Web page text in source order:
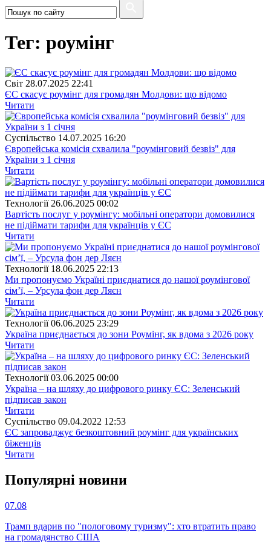
Тег: роумінг
Свiт 28.07.2025 22:41
ЄС скасує роумінг для громадян Молдови: що відомо
Читати
Суспiльство 14.07.2025 16:20
Європейська комісія схвалила "роумінговий безвіз" для
України з 1 січня
Читати
Технології 26.06.2025 00:02
Вартість послуг у роумінгу: мобільні оператори домовилися
не підіймати тарифи для українців у ЄС
Читати
Технології 18.06.2025 22:13
Ми пропонуємо Україні приєднатися до нашої роумінгової
сім’ї, – Урсула фон дер Ляєн
Читати
Технології 06.06.2025 23:29
Україна приєднається до зони Роумінг, як вдома з 2026 року
Читати
Технології 03.06.2025 00:00
Україна – на шляху до цифрового ринку ЄС: Зеленський
підписав закон
Читати
Суспiльство 09.04.2022 12:53
ЄС запроваджує безкоштовний роумінг для українських
біженців
Читати
Популярнi новини
07.08
Трамп вдарив по "пологовому туризму": хто втратить право
на громадянство США